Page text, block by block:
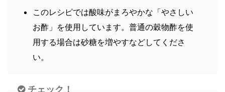
このレシピでは酸味がまろやかな「やさしい
お酢」を使用しています。普通の穀物酢を使
用する場合は砂糖を増やすなどしてくださ
い。
チェック！